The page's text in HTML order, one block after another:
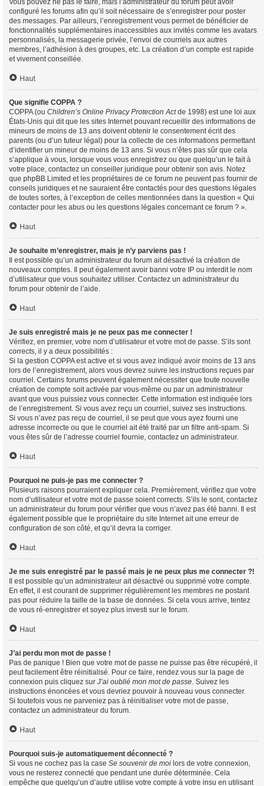
Vous pouvez ne pas le faire, mais l’administrateur du forum peut avoir
configuré les forums afin qu’il soit nécessaire de s’enregistrer pour poster
des messages. Par ailleurs, l’enregistrement vous permet de bénéficier de
fonctionnalités supplémentaires inaccessibles aux invités comme les avatars
personnalisés, la messagerie privée, l’envoi de courriels aux autres
membres, l’adhésion à des groupes, etc. La création d’un compte est rapide
et vivement conseillée.
Haut
Que signifie COPPA ?
COPPA (ou Children’s Online Privacy Protection Actde 1998) est une loi aux
États-Unis qui dit que les sites Internet pouvant recueillir des informations de
mineurs de moins de 13 ans doivent obtenir le consentement écrit des
parents (ou d’un tuteur légal) pour la collecte de ces informations permettant
d’identifier un mineur de moins de 13 ans. Si vous n’êtes pas sûr que cela
s’applique à vous, lorsque vous vous enregistrez ou que quelqu’un le fait à
votre place, contactez un conseiller juridique pour obtenir son avis. Notez
que phpBB Limited et les propriétaires de ce forum ne peuvent pas fournir de
conseils juridiques et ne sauraient être contactés pour des questions légales
de toutes sortes, à l’exception de celles mentionnées dans la question « Qui
contacter pour les abus ou les questions légales concernant ce forum ? ».
Haut
Je souhaite m’enregistrer, mais je n’y parviens pas !
Il est possible qu’un administrateur du forum ait désactivé la création de
nouveaux comptes. Il peut également avoir banni votre IP ou interdit le nom
d’utilisateur que vous souhaitez utiliser. Contactez un administrateur du
forum pour obtenir de l’aide.
Haut
Je suis enregistré mais je ne peux pas me connecter !
Vérifiez, en premier, votre nom d’utilisateur et votre mot de passe. S’ils sont
corrects, il y a deux possibilités :
Si la gestion COPPA est active et si vous avez indiqué avoir moins de 13 ans
lors de l’enregistrement, alors vous devrez suivre les instructions reçues par
courriel. Certains forums peuvent également nécessiter que toute nouvelle
création de compte soit activée par vous-même ou par un administrateur
avant que vous puissiez vous connecter. Cette information est indiquée lors
de l’enregistrement. Si vous avez reçu un courriel, suivez ses instructions.
Si vous n’avez pas reçu de courriel, il se peut que vous ayez fourni une
adresse incorrecte ou que le courriel ait été traité par un filtre anti-spam. Si
vous êtes sûr de l’adresse courriel fournie, contactez un administrateur.
Haut
Pourquoi ne puis-je pas me connecter ?
Plusieurs raisons pourraient expliquer cela. Premièrement, vérifiez que votre
nom d’utilisateur et votre mot de passe soient corrects. S’ils le sont, contactez
un administrateur du forum pour vérifier que vous n’avez pas été banni. Il est
également possible que le propriétaire du site Internet ait une erreur de
configuration de son côté, et qu’il devra la corriger.
Haut
Je me suis enregistré par le passé mais je ne peux plus me connecter ?!
Il est possible qu’un administrateur ait désactivé ou supprimé votre compte.
En effet, il est courant de supprimer régulièrement les membres ne postant
pas pour réduire la taille de la base de données. Si cela vous arrive, tentez
de vous ré-enregistrer et soyez plus investi sur le forum.
Haut
J’ai perdu mon mot de passe !
Pas de panique ! Bien que votre mot de passe ne puisse pas être récupéré, il
peut facilement être réinitialisé. Pour ce faire, rendez vous sur la page de
connexion puis cliquez sur J’ai oublié mon mot de passe. Suivez les
instructions énoncées et vous devriez pouvoir à nouveau vous connecter.
Si toutefois vous ne parveniez pas à réinitialiser votre mot de passe,
contactez un administrateur du forum.
Haut
Pourquoi suis-je automatiquement déconnecté ?
Si vous ne cochez pas la case Se souvenir de moi lors de votre connexion,
vous ne resterez connecté que pendant une durée déterminée. Cela
empêche que quelqu’un d’autre utilise votre compte à votre insu en utilisant